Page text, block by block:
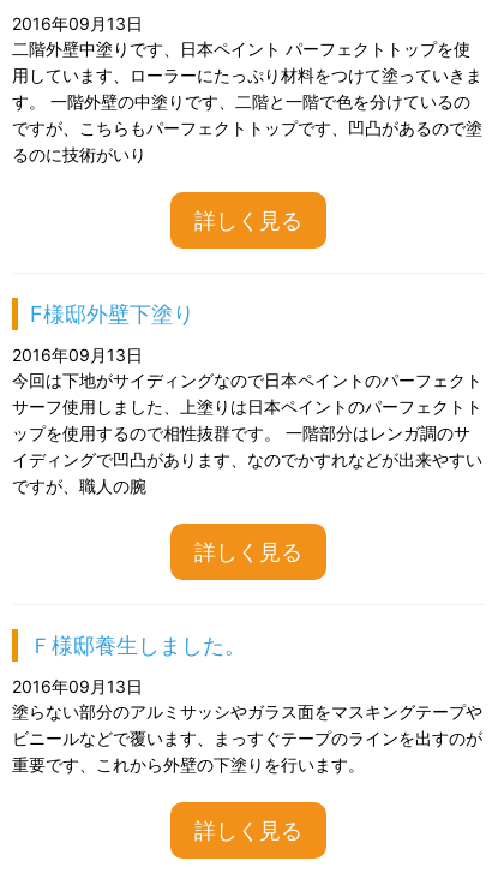
2016年09月13日
二階外壁中塗りです、日本ペイント パーフェクトトップを使
用しています、ローラーにたっぷり材料をつけて塗っていきま
す。 一階外壁の中塗りです、二階と一階で色を分けているの
ですが、こちらもパーフェクトトップです、凹凸があるので塗
るのに技術がいり
詳しく見る
F様邸外壁下塗り
2016年09月13日
今回は下地がサイディングなので日本ペイントのパーフェクト
サーフ使用しました、上塗りは日本ペイントのパーフェクトト
ップを使用するので相性抜群です。 一階部分はレンガ調のサ
イディングで凹凸があります、なのでかすれなどが出来やすい
ですが、職人の腕
詳しく見る
Ｆ様邸養生しました。
2016年09月13日
塗らない部分のアルミサッシやガラス面をマスキングテープや
ビニールなどで覆います、まっすぐテープのラインを出すのが
重要です、これから外壁の下塗りを行います。
詳しく見る